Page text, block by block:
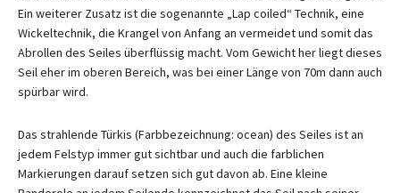
Ein weiterer Zusatz ist die sogenannte „Lap coiled“ Technik, eine
Wickeltechnik, die Krangel von Anfang an vermeidet und somit das
Abrollen des Seiles überflüssig macht. Vom Gewicht her liegt dieses
Seil eher im oberen Bereich, was bei einer Länge von 70m dann auch
spürbar wird.
Das strahlende Türkis (Farbbezeichnung: ocean) des Seiles ist an
jedem Felstyp immer gut sichtbar und auch die farblichen
Markierungen darauf setzen sich gut davon ab. Eine kleine